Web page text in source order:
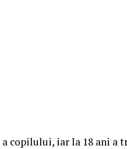
copilului, iar la 18 ani a